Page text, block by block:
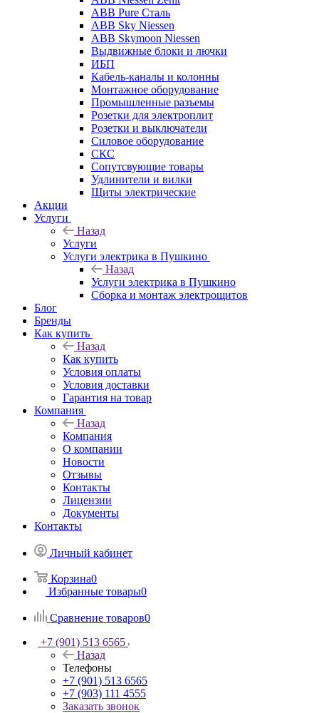
ABB Pure Сталь
ABB Sky Niessen
ABB Skymoon Niessen
Выдвижные блоки и лючки
ИБП
Кабель-каналы и колонны
Монтажное оборудование
Промышленные разъемы
Розетки для электроплит
Розетки и выключатели
Силовое оборудование
СКС
Сопутсвующие товары
Удлинители и вилки
Щиты электрические
Акции
Услуги
Назад
Услуги
Услуги электрика в Пушкино
Назад
Услуги электрика в Пушкино
Сборка и монтаж электрощитов
Блог
Бренды
Как купить
Назад
Как купить
Условия оплаты
Условия доставки
Гарантия на товар
Компания
Назад
Компания
О компании
Новости
Отзывы
Контакты
Лицензии
Документы
Контакты
Личный кабинет
Корзина0
Избранные товары0
Сравнение товаров0
+7 (901) 513 6565
Назад
Телефоны
+7 (901) 513 6565
+7 (903) 111 4555
Заказать звонок